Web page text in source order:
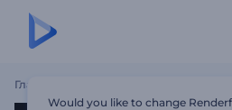
Главная
Would you like to change